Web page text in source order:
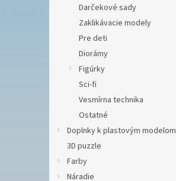
Darčekové sady
Zaklikávacie modely
Pre deti
Diorámy
Figúrky
Sci-fi
Vesmírna technika
Ostatné
Doplnky k plastovým modelom
3D puzzle
Farby
Náradie